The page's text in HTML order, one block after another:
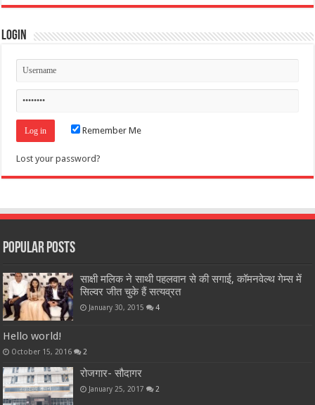
Login
Remember Me
Lost your password?
Popular Posts
साक्षी मलिक ने साथी पहलवान से की सगाई, कॉमनवेल्थ गेम्स में
सिल्वर जीत चुके हैं सत्यव्रत
January 30, 2015 4
Hello world!
October 15, 2016 2
रोजगार- सौदागर
January 25, 2017 2